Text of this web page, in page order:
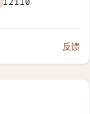
12110
反馈